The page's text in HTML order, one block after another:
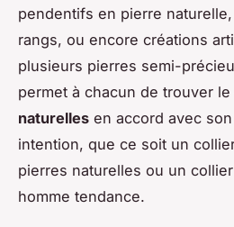
pendentifs en pierre
rangs, ou encore créations
plusieurs pierres semi-
permet à chacun de trouver le
naturelles en accord avec
intention, que ce soit un
pierres naturelles ou un
homme tendance.